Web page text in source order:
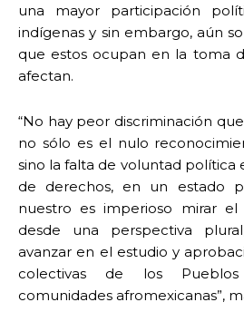
una mayor participación
indígenas y sin embargo, aún
que estos ocupan en la toma
afectan.
“No hay peor discriminación
no sólo es el nulo
sino la falta de voluntad política
de derechos, en un estado
nuestro es imperioso mirar el
desde una perspectiva
avanzar en el estudio y
colectivas de los
comunidades afromexicanas”,